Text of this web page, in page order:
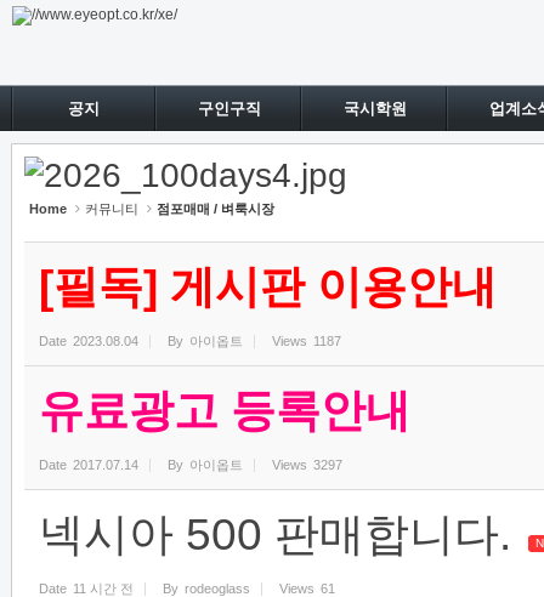
공지 구인구직 국시학원 업계소
Home 커뮤니티 점포매매 / 벼룩시장
[필독] 게시판 이용안내
Date 2023.08.04 By 아이옵트 Views 1187
유료광고 등록안내
Date 2017.07.14 By 아이옵트 Views 3297
넥시아 500 판매합니다.
Date 11 시간 전 By rodeoglass Views 61